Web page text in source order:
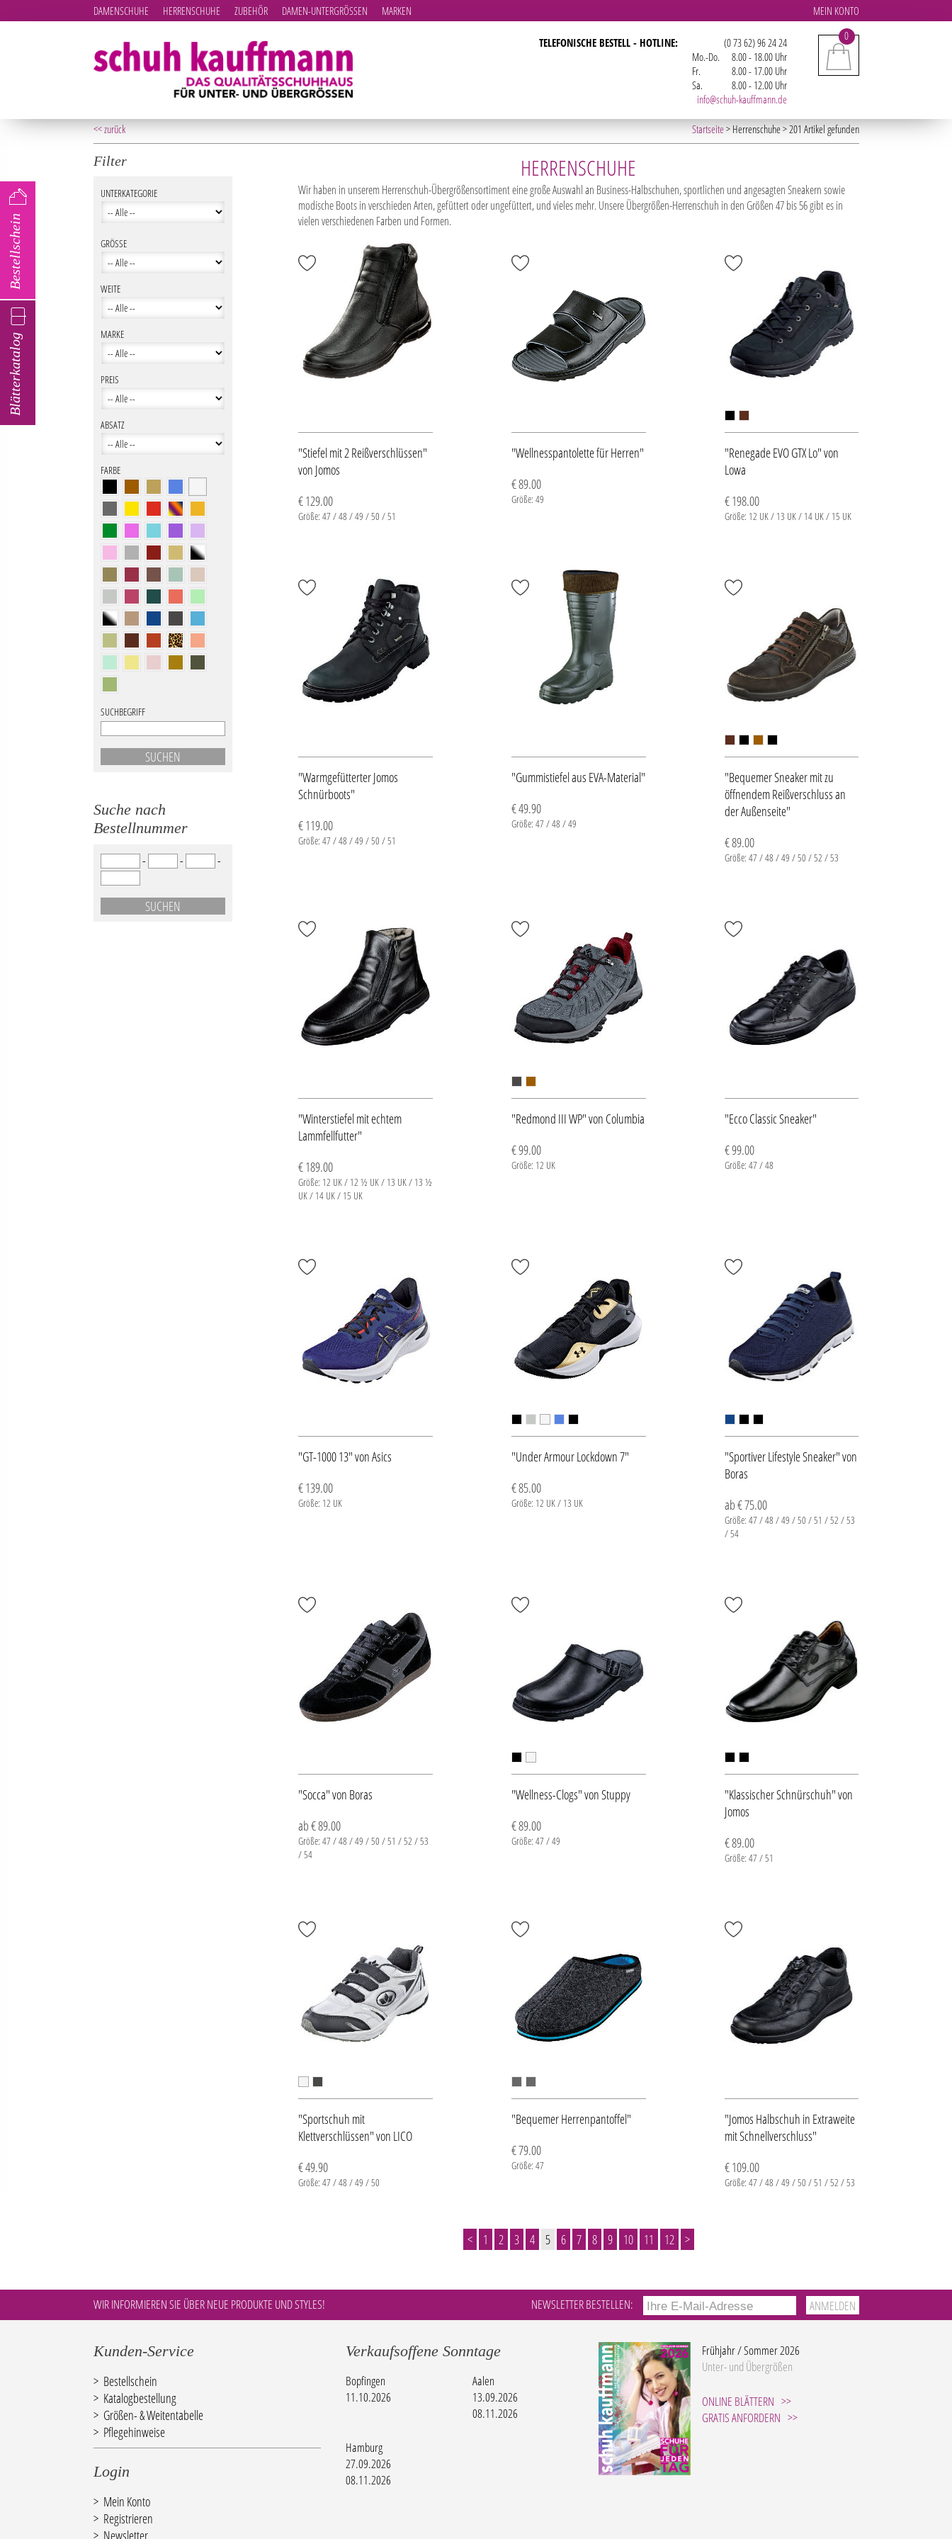
Blätterkatalog
Bestellschein
MEIN KONTO
DAMENSCHUHE HERRENSCHUHE ZUBEHÖR DAMEN-UNTERGRÖSSEN
MARKEN
0
TELEFONISCHE BESTELL - HOTLINE:
(0 73 62) 96 24 24
Mo.-Do.
8.00 - 18.00 Uhr
Fr.
8.00 - 17.00 Uhr
Sa.
8.00 - 12.00 Uhr
info@schuh-kauffmann.de
<< zurück Startseite> Herrenschuhe > 201 Artikel gefunden
HERRENSCHUHE
Filter
UNTERKATEGORIE
GRÖSSE
WEITE
MARKE
PREIS
ABSATZ
FARBE
SUCHBEGRIFF
Suche nach
Bestellnummer
- - -
Wir haben in unserem Herrenschuh-Übergrößensortiment eine große Auswahl an Business-Halbschuhen, sportlichen und angesagten Sneakern sowie
modische Boots in verschieden Arten, gefüttert oder ungefüttert, und vieles mehr. Unsere Übergrößen-Herrenschuh in den Größen 47 bis 56 gibt es in
vielen verschiedenen Farben und Formen.
"Stiefel mit 2 Reißverschlüssen"
von Jomos
€ 129.00
Größe: 47 / 48 / 49 / 50 / 51
"Wellnesspantolette für Herren"
€ 89.00
Größe: 49
"Renegade EVO GTX Lo" von
Lowa
€ 198.00
Größe: 12 UK / 13 UK / 14 UK / 15 UK
"Warmgefütterter Jomos
Schnürboots"
€ 119.00
Größe: 47 / 48 / 49 / 50 / 51
"Gummistiefel aus EVA-Material"
€ 49.90
Größe: 47 / 48 / 49
"Bequemer Sneaker mit zu
öffnendem Reißverschluss an
der Außenseite"
€ 89.00
Größe: 47 / 48 / 49 / 50 / 52 / 53
"Winterstiefel mit echtem
Lammfellfutter"
€ 189.00
Größe: 12 UK / 12 ½ UK / 13 UK / 13 ½
UK / 14 UK / 15 UK
"Redmond III WP" von Columbia
€ 99.00
Größe: 12 UK
"Ecco Classic Sneaker"
€ 99.00
Größe: 47 / 48
"GT-1000 13" von Asics
€ 139.00
Größe: 12 UK
"Under Armour Lockdown 7"
€ 85.00
Größe: 12 UK / 13 UK
"Sportiver Lifestyle Sneaker" von
Boras
ab € 75.00
Größe: 47 / 48 / 49 / 50 / 51 / 52 / 53
/ 54
"Socca" von Boras
ab € 89.00
Größe: 47 / 48 / 49 / 50 / 51 / 52 / 53
/ 54
"Wellness-Clogs" von Stuppy
€ 89.00
Größe: 47 / 49
"Klassischer Schnürschuh" von
Jomos
€ 89.00
Größe: 47 / 51
"Sportschuh mit
Klettverschlüssen" von LICO
€ 49.90
Größe: 47 / 48 / 49 / 50
"Bequemer Herrenpantoffel"
€ 79.00
Größe: 47
"Jomos Halbschuh in Extraweite
mit Schnellverschluss"
€ 109.00
Größe: 47 / 48 / 49 / 50 / 51 / 52 / 53
< 1 2 3 4 5 6 7 8 9 10 11 12 >
WIR INFORMIEREN SIE ÜBER NEUE PRODUKTE UND STYLES! NEWSLETTER BESTELLEN:
Kunden-Service
Bestellschein
Katalogbestellung
Größen- & Weitentabelle
Pflegehinweise
Login
Mein Konto
Registrieren
Newsletter
Verkaufsoffene Sonntage
Bopfingen
11.10.2026
Aalen
13.09.2026
08.11.2026
Hamburg
27.09.2026
08.11.2026
Frühjahr / Sommer 2026
Unter- und Übergrößen
ONLINE BLÄTTERN
GRATIS ANFORDERN